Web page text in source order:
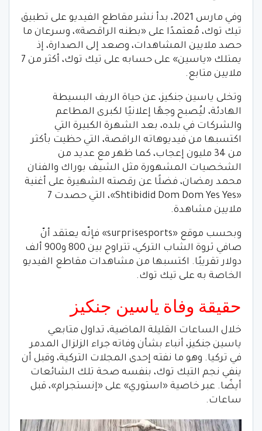
وفي مارس 2021، بدأ نشر مقاطع الفيديو على تطبيق
تيك توك، مُعتمدًا على «بطنه الراقصة»، وسرعان ما
حصد ملايين المشاهدات، وصعد إلى الصدارة، إذ
يمتلك «ياسين» على حسابه على تيك توك، أكثر من 7
ملايين متابع.
وتخلى ياسين جنكيز، عن حياة الريف البسيطة
الهادئة، ليُصبح وجهًا إعلانيًا لكبرى المطاعم
والشركات في بلده، بعد الشهرة الكبيرة التي
اكتسبها من فيديوهاته الراقصة، التي حظيت بأكثر
من 34 مليون إعجاب، كما ظهر مع عديد من
الشخصيات المشهورة مثل الشيف بوراك والفنان
محمد رمضان، فضلًا عن رقصته الشهيرة على أغنية
«Shtibidid Dom Dom Yes Yes»، التي حصدت 7
ملايين مشاهدة.
وبحسب موقع «surprisesports» فإنّه يعتقد أنّ
صافي ثروة الشاب التركي، تتراوح بين 800 و900 ألف
دولار تقريبًا. اكتسبها من مشاهدات مقاطع الفيديو
الخاصة به على تيك توك.
حقيقة وفاة ياسين جنكيز
خلال الساعات القليلة الماضية، تداول متابعي
ياسين جنكيز، أنباء بشأن وفاته جراء الزلزال المدمر
في تركيا. وهو ما نفته إحدى المجلات التركية، وقبل أن
ينفي نجم التيك توك، بنفسه صحة تلك الشائعات
أيضًا. عبر خاصية «استوري» على «إنستجرام»، قبل
ساعات.